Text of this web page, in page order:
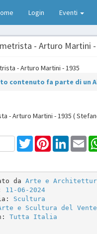
Login Eventi
- Arturo Martini -
contenuto fa parte di un
- Arturo Martini - 1935 (
TwitterPinterestLinkedIn
da Arte e
11-06-2024
Scultura
e Scultura del
Tutta Italia